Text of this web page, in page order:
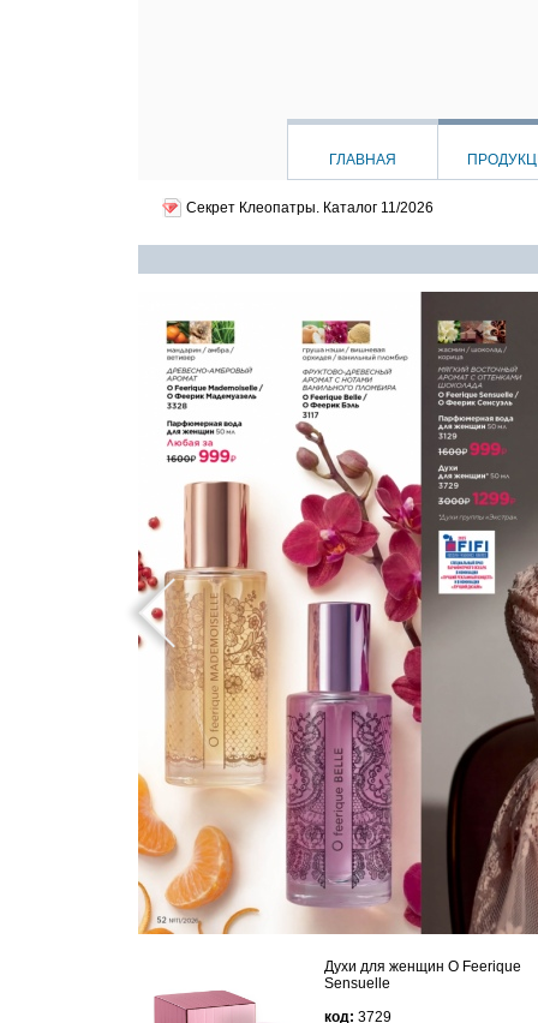
ГЛАВНАЯ
Секрет Клеопатры. Каталог 11/2026
Духи для женщин O Feerique
Sensuelle
код: 3729